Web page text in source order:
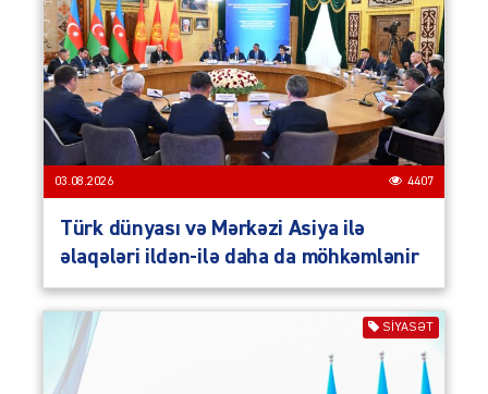
03.08.2026 4407
Türk dünyası və Mərkəzi Asiya ilə
əlaqələri ildən-ilə daha da möhkəmlənir
SIYASƏT